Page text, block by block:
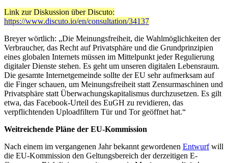
Link zur Diskussion über Discuto:
https://www.discuto.io/en/consultation/34137
Breyer wörtlich: „Die Meinungsfreiheit, die Wahlmöglichkeiten der
Verbraucher, das Recht auf Privatsphäre und die Grundprinzipien
eines globalen Internets müssen im Mittelpunkt jeder Regulierung
digitaler Dienste stehen. Es geht um unseren digitalen Lebensraum.
Die gesamte Internetgemeinde sollte der EU sehr aufmerksam auf
die Finger schauen, um Meinungsfreiheit statt Zensurmaschinen und
Privatsphäre statt Überwachungskapitalismus durchzusetzen. Es gilt
etwa, das Facebook-Urteil des EuGH zu revidieren, das
verpflichtenden Uploadfiltern Tür und Tor geöffnet hat.“
Weitreichende Pläne der EU-Kommission
Nach einem im vergangenen Jahr bekannt gewordenen Entwurfwill
die EU-Kommission den Geltungsbereich der derzeitigen E-